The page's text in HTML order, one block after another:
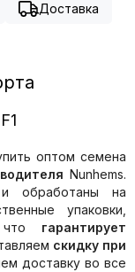
Доставка
оптом семена
Nunhems.
обработаны на
упаковки,
что гарантирует
скидку при
доставку во все